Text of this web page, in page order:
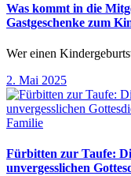
Was kommt in die
Gastgeschenke zum
Wer einen
2. Mai 2025
Familie
Fürbitten zur Taufe:
unvergesslichen